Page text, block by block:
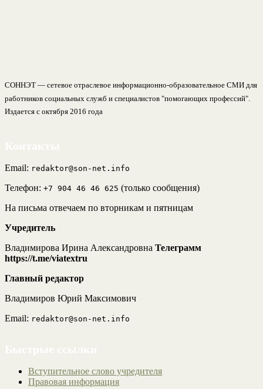
СОННЭТ — сетевое отраслевое информационно-образовательное СМИ для
работников социальных служб и специалистов "помогающих профессий".
Издается с октября 2016 года
Email: redaktor@son-net.info
Телефон: +7 904 46 46 625 (только сообщения)
На письма отвечаем по вторникам и пятницам
Учредитель
Владимирова Ирина Александровна Телеграмм
https://t.me/viatextru
Главный редактор
Владимиров Юрий Максимович
Email: redaktor@son-net.info
Вступительное слово учредителя
Правовая информация